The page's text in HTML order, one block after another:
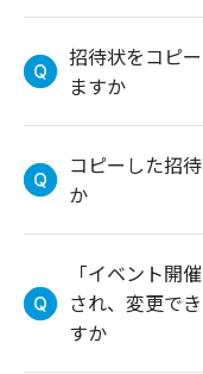
招待状をコピ
ますか
コピーした招
か
「イベント開
され、変更で
すか